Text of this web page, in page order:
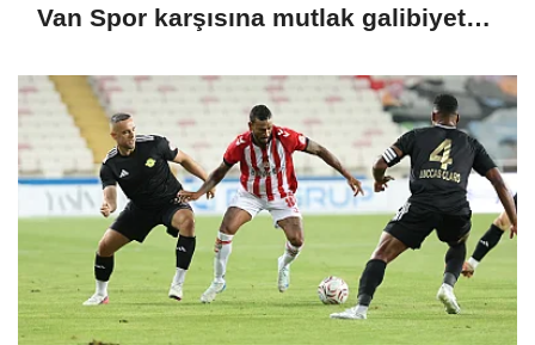
Van Spor karşısına mutlak galibiyet